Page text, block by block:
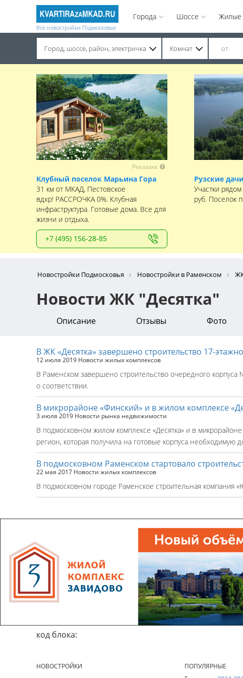
Все новостройки Подмосковья
Города Шоссе Жилые
Город, шоссе, район, электричка Комнат
Реклама
Клубный поселок Марьина Гора
31 км от МКАД, Пестовское
вдхр! РАССРОЧКА 0%. Клубная
инфраструктура. Готовые дома. Все для
жизни и отдыха.
+7 (495) 156-28-85
Рузские дачи
Участки
руб. Поселок
Новостройки Подмосковья Новостройки в Раменском
Новости ЖК "Десятка"
Описание Отзывы Фото
В ЖК «Десятка» завершено строительство 17-
12 июля 2019 Новости жилых комплексов
В Раменском завершено строительство очередного
о соответствии.
В микрорайоне «Финский» и в жилом комплексе
3 июля 2019 Новости рынка недвижимости
В подмосковном жилом комплексе «Десятка» и в
регион, которая получила на готовые корпуса необходимую
В подмосковном Раменском стартовало
22 мая 2017 Новости жилых комплексов
В подмосковном городе Раменское строительная компания
код блока:
НОВОСТРОЙКИ
ПОПУЛЯРНЫЕ